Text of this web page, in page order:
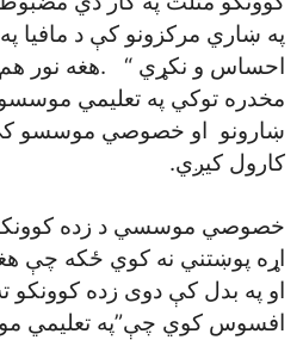
په ښاري مرکزونو کې د مافيا
احساس و نکړي “ .هغه نور
مخدره توکي په تعليمي
ښارونو او خصوصي موسسو کې
کارول کيږي.
خصوصي موسسي د زده
اړه پوښتني نه کوي ځکه چې
او په بدل کې دوی زده کوونکو
افسوس کوي چې”په تعليمي